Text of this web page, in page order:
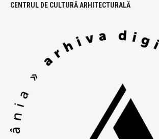
CENTRUL DE CULTURĂ ARHITECTURALĂ